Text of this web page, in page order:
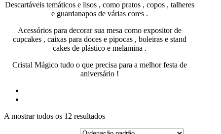
Descartáveis temáticos e lisos , como pratos , copos , talheres
e guardanapos de várias cores .
Acessórios para decorar sua mesa como expositor de
cupcakes , caixas para doces e pipocas , boleiras e stand
cakes de plástico e melamina .
Cristal Mágico tudo o que precisa para a melhor festa de
aniversário !
A mostrar todos os 12 resultados